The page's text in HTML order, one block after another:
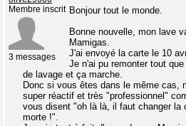
Membre inscrit
3 messages
Bonjour tout le monde.
Bonne nouvelle, mon lave
Mamigas.
J'ai envoyé la carte le 10
Je n'ai pu remonter tout
de lavage et ça marche.
Donc si vous êtes dans le même cas,
super réactif et très "professionnel"
vous disent "oh là là, il faut changer la
morte !".